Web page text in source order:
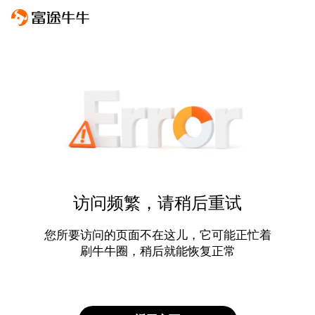
访问频繁，请稍后重试
您所要访问的页面不在这儿，它可能正忙着
刷牛牛圈，稍后就能恢复正常